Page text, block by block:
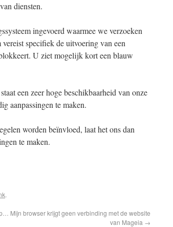
diensten.
ingevoerd waarmee we verzoeken
specifiek de uitvoering van een
U ziet mogelijk kort een blauw
een zeer hoge beschikbaarheid van onze
aanpassingen te maken.
worden beïnvloed, laat het ons dan
te maken.
.
Mijn browser krijgt geen verbinding met de website
van Mageia →